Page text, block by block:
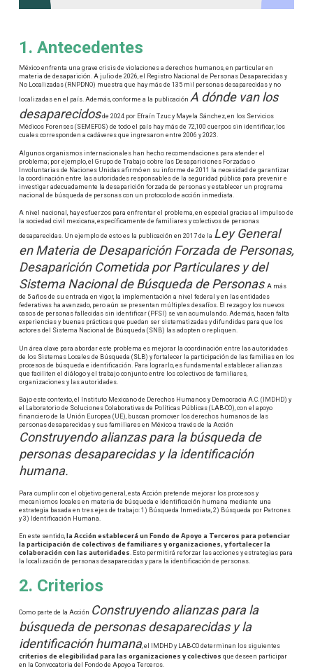
1. Antecedentes
México enfrenta una grave crisis de violaciones a derechos humanos, en particular en
materia de desaparición. A julio de 2026, el Registro Nacional de Personas Desaparecidas y
No Localizadas (RNPDNO) muestra que hay más de 135 mil personas desaparecidas y no
localizadas en el país. Además, conforme a la publicación A dónde van los
desaparecidosde 2024 por Efraín Tzuc y Mayela Sánchez, en los Servicios
Médicos Forenses (SEMEFOS) de todo el país hay más de 72,100 cuerpos sin identificar, los
cuales corresponden a cadáveres que ingresaron entre 2006 y 2023.
Algunos organismos internacionales han hecho recomendaciones para atender el
problema; por ejemplo, el Grupo de Trabajo sobre las Desapariciones Forzadas o
Involuntarias de Naciones Unidas afirmó en su informe de 2011 la necesidad de garantizar
la coordinación entre las autoridades responsables de la seguridad pública para prevenir e
investigar adecuadamente la desaparición forzada de personas y establecer un programa
nacional de búsqueda de personas con un protocolo de acción inmediata.
A nivel nacional, hay esfuerzos para enfrentar el problema, en especial gracias al impulso de
la sociedad civil mexicana, específicamente de familiares y colectivos de personas
desaparecidas. Un ejemplo de esto es la publicación en 2017 de la Ley General
en Materia de Desaparición Forzada de Personas,
Desaparición Cometida por Particulares y del
Sistema Nacional de Búsqueda de Personas. A más
de 5 años de su entrada en vigor, la implementación a nivel federal y en las entidades
federativas ha avanzado, pero aún se presentan múltiples desafíos. El rezago y los nuevos
casos de personas fallecidas sin identificar (PFSI) se van acumulando. Además, hacen falta
experiencias y buenas prácticas que puedan ser sistematizadas y difundidas para que los
actores del Sistema Nacional de Búsqueda (SNB) las adopten o repliquen.
Un área clave para abordar este problema es mejorar la coordinación entre las autoridades
de los Sistemas Locales de Búsqueda (SLB) y fortalecer la participación de las familias en los
procesos de búsqueda e identificación. Para lograrlo, es fundamental establecer alianzas
que faciliten el diálogo y el trabajo conjunto entre los colectivos de familiares,
organizaciones y las autoridades.
Bajo este contexto, el Instituto Mexicano de Derechos Humanos y Democracia A.C. (IMDHD) y
el Laboratorio de Soluciones Colaborativas de Políticas Públicas (LAB-CO), con el apoyo
financiero de la Unión Europea (UE), buscan promover los derechos humanos de las
personas desaparecidas y sus familiares en México a través de la Acción
Construyendo alianzas para la búsqueda de
personas desaparecidas y la identificación
humana.
Para cumplir con el objetivo general, esta Acción pretende mejorar los procesos y
mecanismos locales en materia de búsqueda e identificación humana mediante una
estrategia basada en tres ejes de trabajo: 1) Búsqueda Inmediata, 2) Búsqueda por Patrones
y 3) Identificación Humana.
En este sentido,la Acción establecerá un Fondo de Apoyo a Terceros para potenciar
la participación de colectivos de familiares y organizaciones, y fortalecer la
colaboración con las autoridades. Esto permitirá reforzar las acciones y estrategias para
la localización de personas desaparecidas y para la identificación de personas.
2. Criterios
Como parte de la Acción Construyendo alianzas para la
búsqueda de personas desaparecidas y la
identificación humana, el IMDHD y LAB-CO determinan los siguientes
criterios de elegibilidad para las organizaciones y colectivos que deseen participar
en la Convocatoria del Fondo de Apoyo a Terceros.